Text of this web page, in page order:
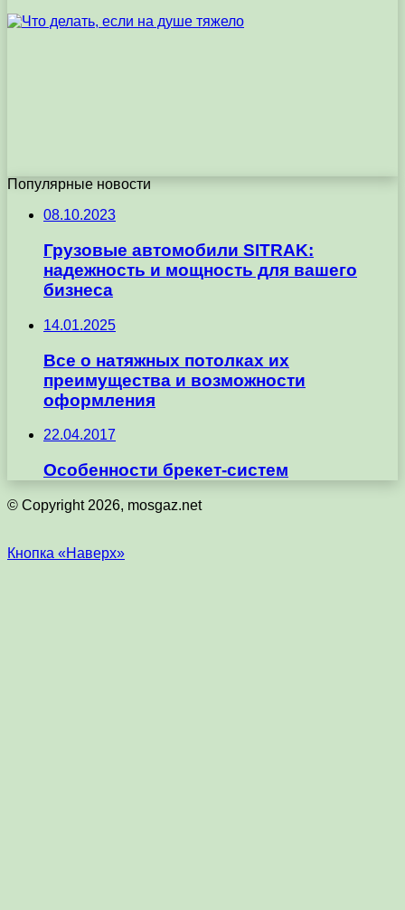
Популярные новости
08.10.2023
Грузовые автомобили SITRAK:
надежность и мощность для вашего
бизнеса
14.01.2025
Все о натяжных потолках их
преимущества и возможности
оформления
22.04.2017
Особенности брекет-систем
© Copyright 2026, mosgaz.net
Кнопка «Наверх»